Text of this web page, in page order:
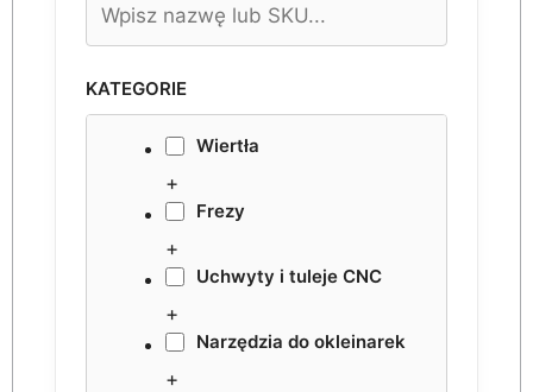
KATEGORIE
Wiertła
+
Frezy
+
Uchwyty i tuleje CNC
+
Narzędzia do okleinarek
+